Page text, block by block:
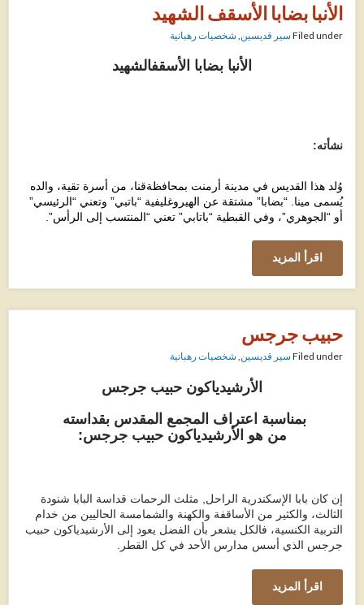
الأنبا بضابا الأسقف الشهيد
Filed underسير قديسين, شخصيات رهبانية
الأنبا بضابا الأسقفالشهيد
نشأته:
وُلد هذا القديس في مدينة أرمنت بمحافظةقنا، من أسرة تقية، والده
يُسمى مينا. “بضابا” مشتقة عن الهيروغليفية “باتبي” وتعني “ الرئيسي”
أو “الجوهري”، وفي القبطية “باتابي” تعني “المنتسب إلى الرأس”.
اقرأ المزيد
حبيب جرجس
Filed underسير قديسين,شخصيات رهبانية
الأرشيدياكون حبيب جرجس
بمناسبة اعتراف المجمع المقدس بقداسته
من هو الأرشيدياكون حبيب جرجس:
إن كان بابا الإسكندرية الراحل, مثلث الرحمات قداسة البابا شنودة
الثالث، والكثير من الأساقفة والكهنة والشمامسة الحاليين من خدام
التربية الكنسية، فالكل يشعر بأن الفضل يعود إلى الأرشيدياكون حبيب
جرجس الذي أسس مدارس الأحد في كل القطر.
اقرأ المزيد